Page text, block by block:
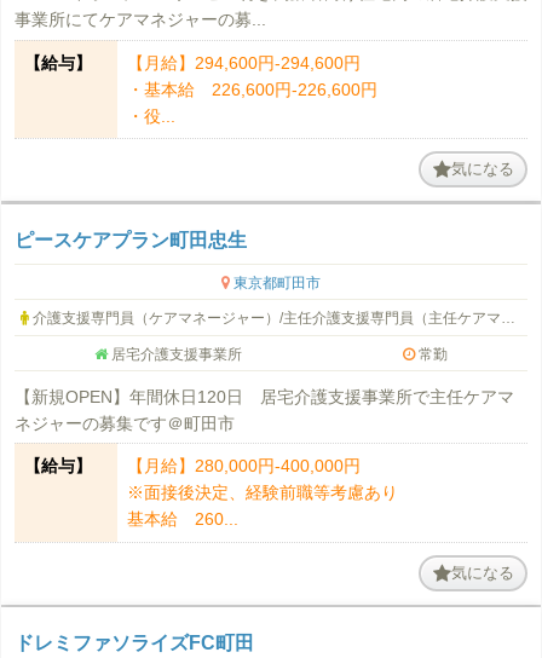
事業所にてケアマネジャーの募...
【給与】
【月給】294,600円-294,600円
・基本給 226,600円-226,600円
・役...
気になる
ピースケアプラン町田忠生
東京都町田市
介護支援専門員（ケアマネージャー）/主任介護支援専門員（主任ケアマネージャー）
居宅介護支援事業所 常勤
【新規OPEN】年間休日120日 居宅介護支援事業所で主任ケアマ
ネジャーの募集です＠町田市
【給与】
【月給】280,000円-400,000円
※面接後決定、経験前職等考慮あり
基本給 260...
気になる
ドレミファソライズFC町田